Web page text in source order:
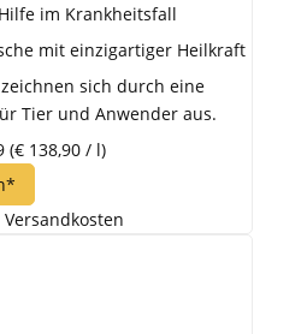
im Krankheitsfall
mit einzigartiger Heilkraft
sich durch eine
Tier und Anwender aus.
(€ 138,90 / l)